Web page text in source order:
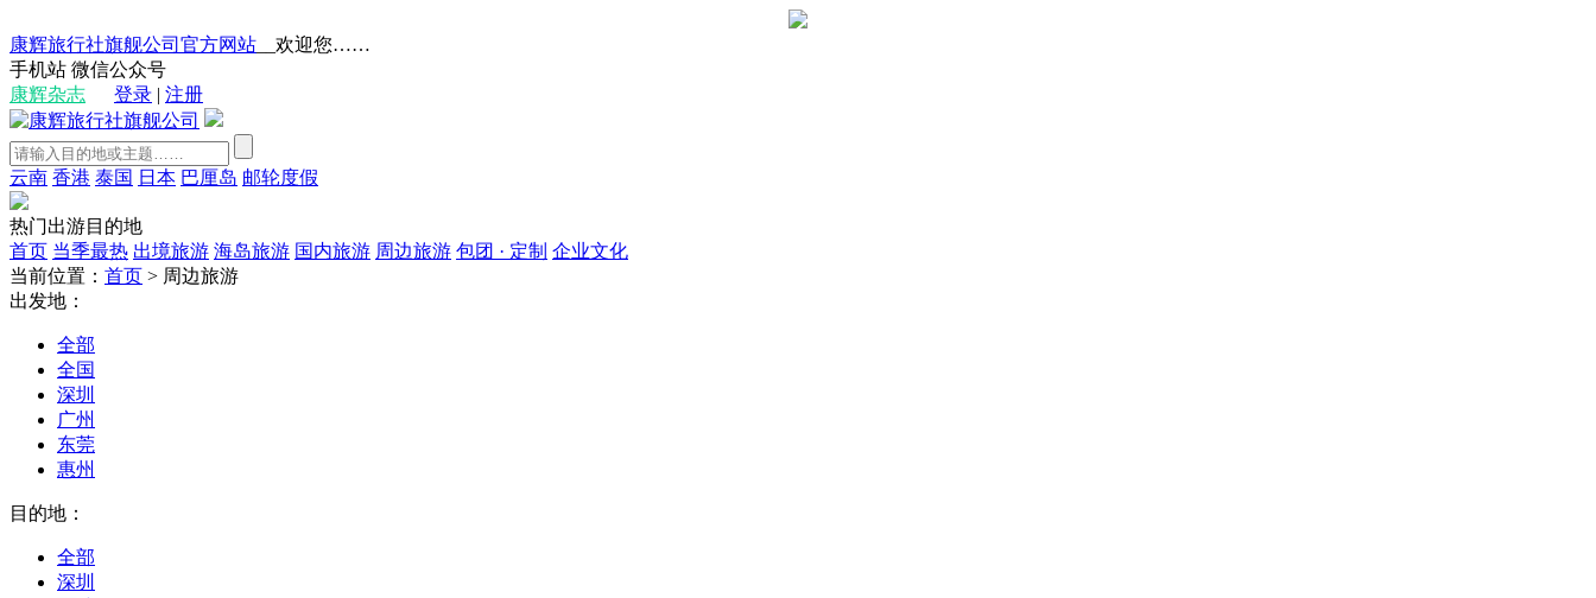
康辉旅行社旗舰公司官方网站 __欢迎您……
手机站 微信公众号
康辉杂志
登录 | 注册
云南 香港 泰国 日本 巴厘岛 邮轮度假
热门出游目的地
首页 当季最热 出境旅游 海岛旅游 国内旅游 周边旅游 包团 · 定制 企业文化
当前位置： 首页 > 周边旅游
出发地：
全部
全国
深圳
广州
东莞
惠州
目的地：
全部
深圳